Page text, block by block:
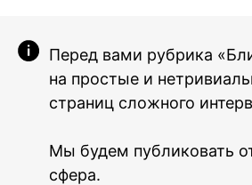
Перед вами рубрика
на простые и
страниц сложного
Мы будем публиковать
сфера.